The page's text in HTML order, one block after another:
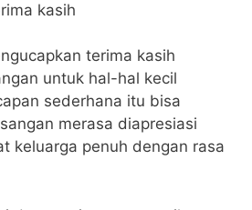
kasih
terima kasih
untuk hal-hal kecil
sederhana itu bisa
merasa diapresiasi
keluarga penuh dengan rasa